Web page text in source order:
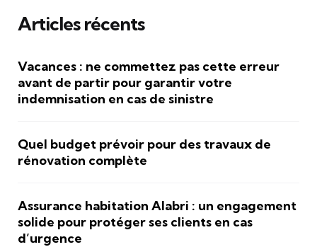
Articles récents
Vacances : ne commettez pas cette erreur
avant de partir pour garantir votre
indemnisation en cas de sinistre
Quel budget prévoir pour des travaux de
rénovation complète
Assurance habitation Alabri : un engagement
solide pour protéger ses clients en cas
d’urgence